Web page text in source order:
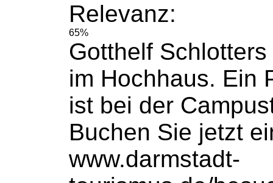
Relevanz:
65%
Gotthelf
im Hochhaus. Ein
ist bei der
Buchen Sie jetzt
www.darmstadt-